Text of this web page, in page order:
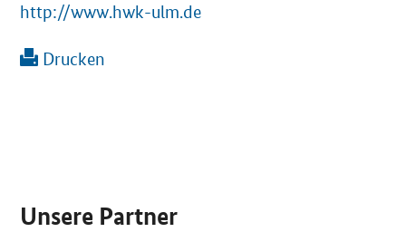
http://www.hwk-ulm.de
Drucken
Unsere Partner